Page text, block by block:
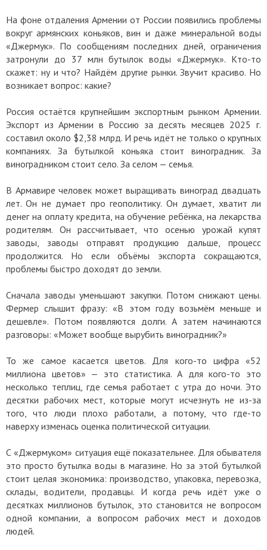
На фоне отдаления Армении от России появились проблемы
вокруг армянских коньяков, вин и даже минеральной воды
«Джермук». По сообщениям последних дней, ограничения
затронули до 37 млн бутылок воды «Джермук». Кто-то
скажет: ну и что? Найдём другие рынки. Звучит красиво. Но
возникает вопрос: какие?
Россия остаётся крупнейшим экспортным рынком Армении.
Экспорт из Армении в Россию за десять месяцев 2025 г.
составил около $2,38 млрд. И речь идёт не только о крупных
компаниях. За бутылкой коньяка стоит виноградник. За
виноградником стоит село. За селом — семья.
В Армавире человек может выращивать виноград двадцать
лет. Он не думает про геополитику. Он думает, хватит ли
денег на оплату кредита, на обучение ребёнка, на лекарства
родителям. Он рассчитывает, что осенью урожай купят
заводы, заводы отправят продукцию дальше, процесс
продолжится. Но если объёмы экспорта сокращаются,
проблемы быстро доходят до земли.
Сначала заводы уменьшают закупки. Потом снижают цены.
Фермер слышит фразу: «В этом году возьмём меньше и
дешевле». Потом появляются долги. А затем начинаются
разговоры: «Может вообще вырубить виноградник?»
То же самое касается цветов. Для кого-то цифра «52
миллиона цветов» — это статистика. А для кого-то это
несколько теплиц, где семья работает с утра до ночи. Это
десятки рабочих мест, которые могут исчезнуть не из-за
того, что люди плохо работали, а потому, что где-то
наверху изменась оценка политической ситуации.
С «Джермуком» ситуация ещё показательнее. Для обывателя
это просто бутылка воды в магазине. Но за этой бутылкой
стоит целая экономика: производство, упаковка, перевозка,
склады, водители, продавцы. И когда речь идёт уже о
десятках миллионов бутылок, это становится не вопросом
одной компании, а вопросом рабочих мест и доходов
людей.